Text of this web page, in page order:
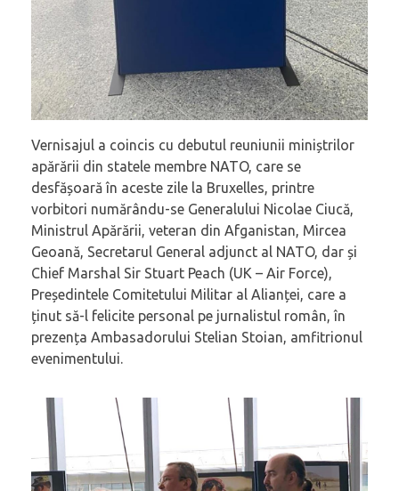
Vernisajul a coincis cu debutul reuniunii miniștrilor
apărării din statele membre NATO, care se
desfășoară în aceste zile la Bruxelles, printre
vorbitori numărându-se Generalului Nicolae Ciucă,
Ministrul Apărării, veteran din Afganistan, Mircea
Geoană, Secretarul General adjunct al NATO, dar și
Chief Marshal Sir Stuart Peach (UK – Air Force),
Președintele Comitetului Militar al Alianței, care a
ținut să-l felicite personal pe jurnalistul român, în
prezența Ambasadorului Stelian Stoian, amfitrionul
evenimentului.